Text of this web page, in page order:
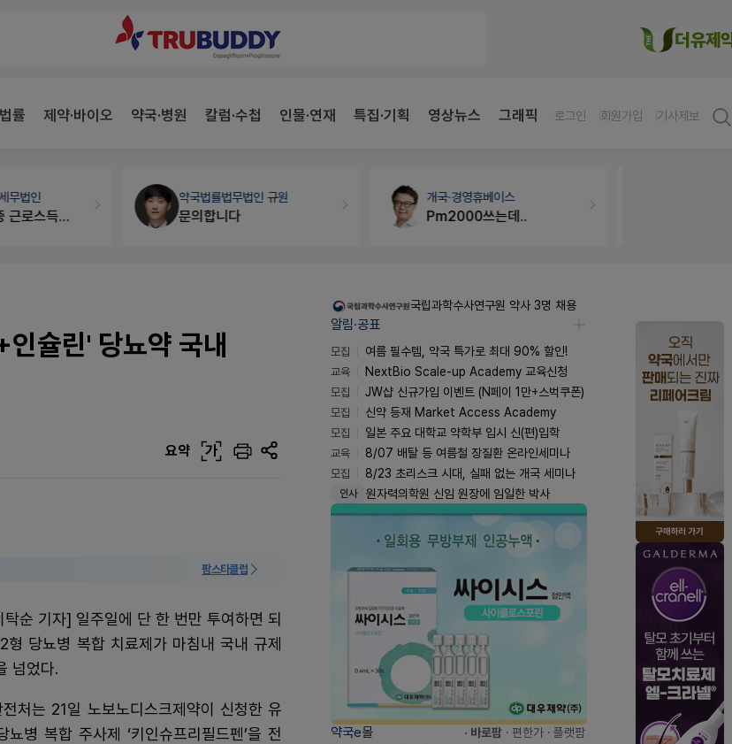
률 제약·바이오 약국·병원 칼럼·수첩 인물·연재 특집·기획 영상뉴스 그래픽 로그인 회원가입 기사제보
무법인
경단녀요건중 근로스득원천징수액
약국법률법무법인 규원
문의합니다
개국·경영휴베이스
Pm2000쓰는데..
슐린' 당뇨약 국내
요약 가
팜스타클럽
순 기자] 일주일에 단 한 번만 투여하면 되
형 당뇨병 복합 치료제가 마침내 국내 규제
넘었다.
전처는 21일 노보노디스크제약이 신청한 유
뇨병 복합 주사제 ‘키인슈프리필드펜’을 전
국립과학수사연구원 약사 3명 채용
알림·공표
모집
여름 필수템, 약국 특가로 최대 90% 할인!
교육
NextBio Scale-up Academy 교육신청
모집
JW샵 신규가입 이벤트 (N페이 1만+스벅쿠폰)
모집
신약 등재 Market Access Academy
모집
일본 주요 대학교 약학부 입시 신(편)입학
교육
8/07 배탈 등 여름철 장질환 온라인세미나
모집
8/23 초리스크 시대, 실패 없는 개국 세미나
인사 원자력의학원 신임 원장에 임일한 박사
약국e몰 · 바로팜 · 편한가 · 플랫팜